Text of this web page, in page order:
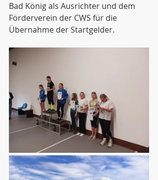
Bad König als Ausrichter und dem
Förderverein der CWS für die
Übernahme der Startgelder.